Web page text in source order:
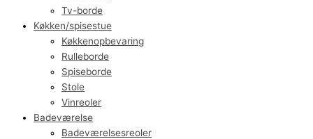
Tv-borde
Køkken/spisestue
Køkkenopbevaring
Rulleborde
Spiseborde
Stole
Vinreoler
Badeværelse
Badeværelsesreoler